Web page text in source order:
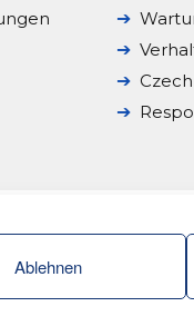
Ablehnen